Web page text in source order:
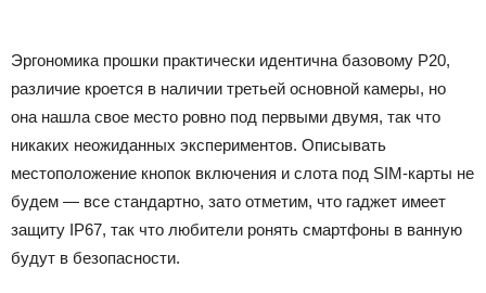
Эргономика прошки практически идентична базовому P20,
различие кроется в наличии третьей основной камеры, но
она нашла свое место ровно под первыми двумя, так что
никаких неожиданных экспериментов. Описывать
местоположение кнопок включения и слота под SIM-карты не
будем — все стандартно, зато отметим, что гаджет имеет
защиту IP67, так что любители ронять смартфоны в ванную
будут в безопасности.